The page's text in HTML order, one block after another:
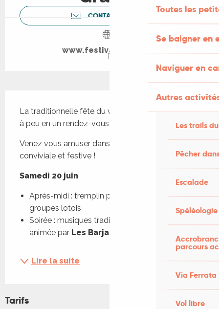
Toutes les
Se baigner en
Naviguer en
Autres
Les trails
Pêcher
Escalade
Spéléologie
parcours
Via Ferrata
Vol libre
CONTACTEZ-NOUS
www.festivalceou.com
La traditionnelle fête du village se transforme peu
à peu en un rendez-vous culturel innovant…
Venez vous amuser dans une ambiance
conviviale et festive !
Samedi 20 juin
Après-midi : tremplin pour les artistes et les
groupes lotois
Soirée : musiques traditionnelles occitanes,
animée par Les Barjacaïres
Lire la suite
Tarifs